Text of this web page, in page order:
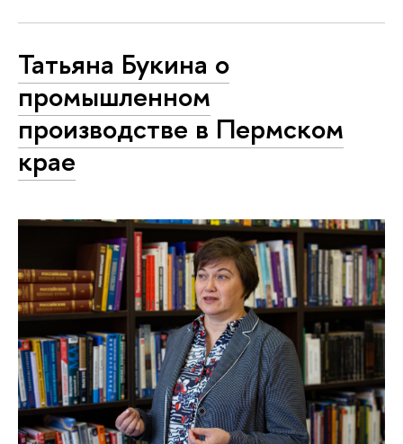
Татьяна Букина о
промышленном
производстве в Пермском
крае